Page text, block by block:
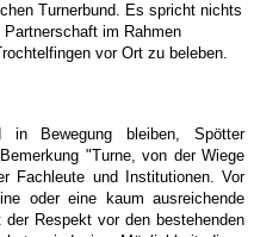
Turnerbund. Es spricht nichts
im Rahmen
vor Ort zu beleben.
Bewegung bleiben, Spötter
"Turne, von der Wiege
Fachleute und Institutionen. Vor
oder eine kaum ausreichende
Respekt vor den bestehenden